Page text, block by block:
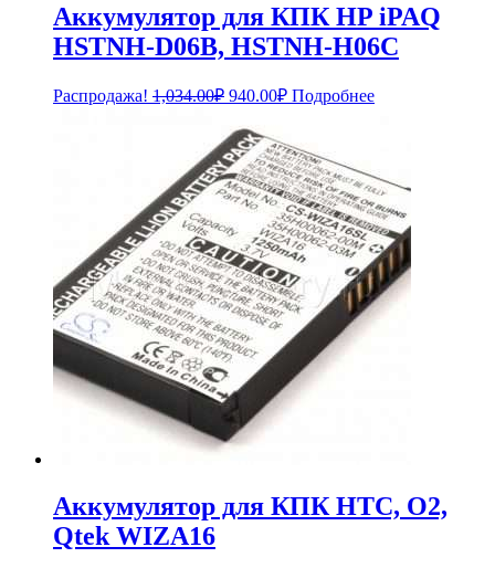
Аккумулятор для КПК HP iPAQ
HSTNH-D06B, HSTNH-H06C
Распродажа! 1,034.00₽ Первоначальная
составляла
1,034.00₽.
940.00₽Текущая
Подробнее
Аккумулятор для КПК HTC, O2,
Qtek WIZA16